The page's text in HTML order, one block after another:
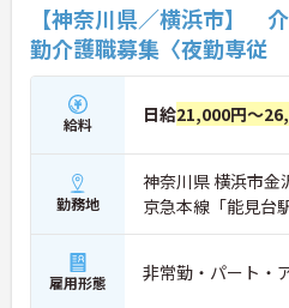
【神奈川県／横浜市】
勤介護職募集〈夜勤専従
給料 日給21,000円～
勤務地
神奈川県 横浜市金
京急本線「能見台
雇用形態 非常勤・パート・